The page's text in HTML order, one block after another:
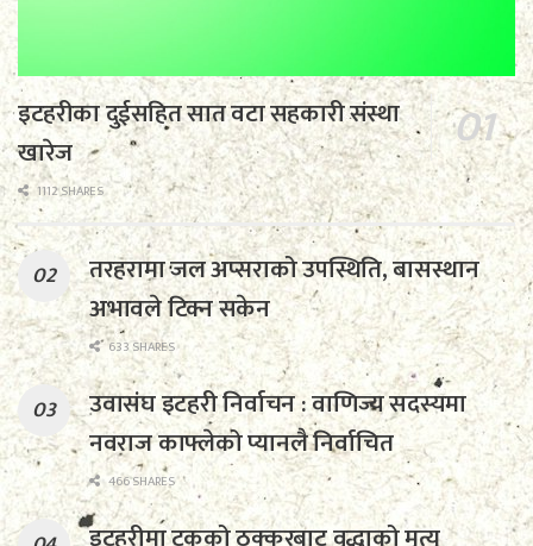
इटहरीका दुईसहित सात वटा सहकारी संस्था
खारेज
1112 SHARES
तरहरामा जल अप्सराको उपस्थिति, बासस्थान
अभावले टिक्न सकेन
633 SHARES
उवासंघ इटहरी निर्वाचन : वाणिज्य सदस्यमा
नवराज काफ्लेको प्यानलै निर्वाचित
466 SHARES